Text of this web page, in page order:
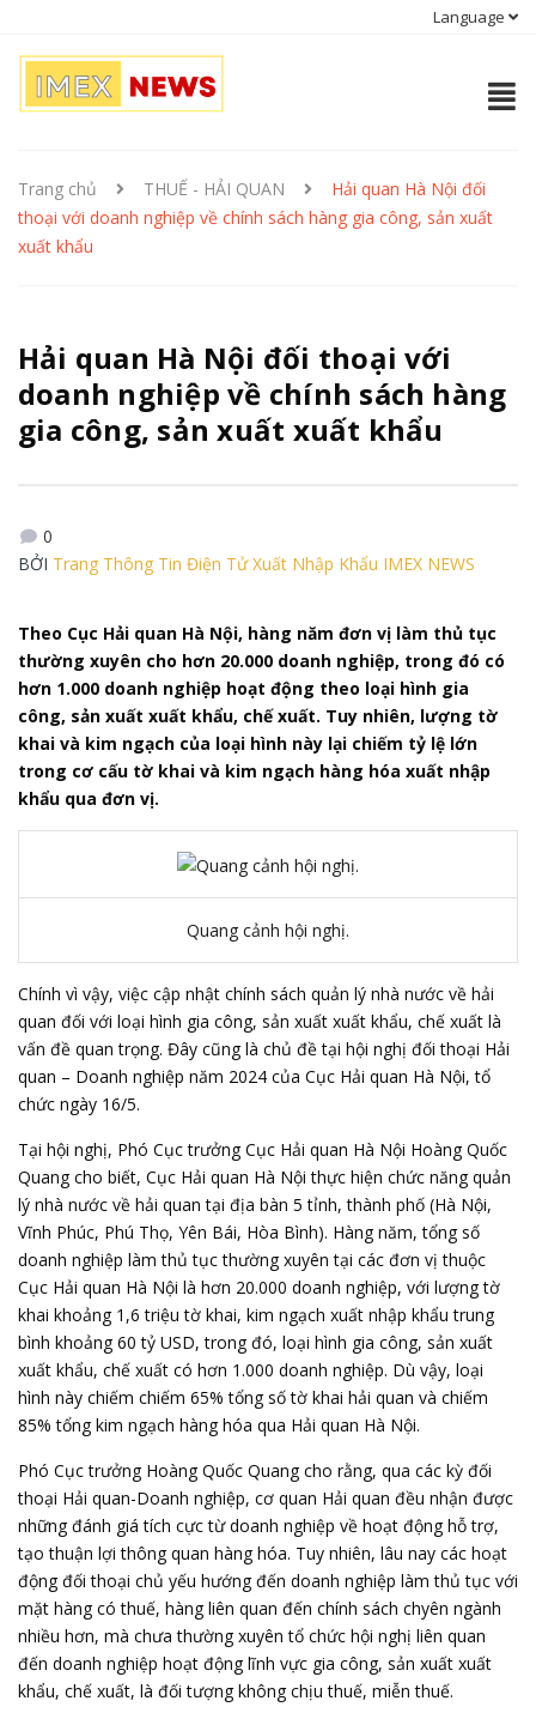
Language
Trang chủ THUẾ - HẢI QUAN
Hải quan Hà Nội đối
thoại với doanh nghiệp về chính sách hàng gia công, sản xuất
xuất khẩu
Hải quan Hà Nội đối thoại với
doanh nghiệp về chính sách hàng
gia công, sản xuất xuất khẩu
0
BỞI Trang Thông Tin Điện Tử Xuất Nhập Khẩu IMEX NEWS
Theo Cục Hải quan Hà Nội, hàng năm đơn vị làm thủ tục
thường xuyên cho hơn 20.000 doanh nghiệp, trong đó có
hơn 1.000 doanh nghiệp hoạt động theo loại hình gia
công, sản xuất xuất khẩu, chế xuất. Tuy nhiên, lượng tờ
khai và kim ngạch của loại hình này lại chiếm tỷ lệ lớn
trong cơ cấu tờ khai và kim ngạch hàng hóa xuất nhập
khẩu qua đơn vị.
Quang cảnh hội nghị.
Chính vì vậy, việc cập nhật chính sách quản lý nhà nước về hải
quan đối với loại hình gia công, sản xuất xuất khẩu, chế xuất là
vấn đề quan trọng. Đây cũng là chủ đề tại hội nghị đối thoại Hải
quan – Doanh nghiệp năm 2024 của Cục Hải quan Hà Nội, tổ
chức ngày 16/5.
Tại hội nghị, Phó Cục trưởng Cục Hải quan Hà Nội Hoàng Quốc
Quang cho biết, Cục Hải quan Hà Nội thực hiện chức năng quản
lý nhà nước về hải quan tại địa bàn 5 tỉnh, thành phố (Hà Nội,
Vĩnh Phúc, Phú Thọ, Yên Bái, Hòa Bình). Hàng năm, tổng số
doanh nghiệp làm thủ tục thường xuyên tại các đơn vị thuộc
Cục Hải quan Hà Nội là hơn 20.000 doanh nghiệp, với lượng tờ
khai khoảng 1,6 triệu tờ khai, kim ngạch xuất nhập khẩu trung
bình khoảng 60 tỷ USD, trong đó, loại hình gia công, sản xuất
xuất khẩu, chế xuất có hơn 1.000 doanh nghiệp. Dù vậy, loại
hình này chiếm chiếm 65% tổng số tờ khai hải quan và chiếm
85% tổng kim ngạch hàng hóa qua Hải quan Hà Nội.
Phó Cục trưởng Hoàng Quốc Quang cho rằng, qua các kỳ đối
thoại Hải quan-Doanh nghiệp, cơ quan Hải quan đều nhận được
những đánh giá tích cực từ doanh nghiệp về hoạt động hỗ trợ,
tạo thuận lợi thông quan hàng hóa. Tuy nhiên, lâu nay các hoạt
động đối thoại chủ yếu hướng đến doanh nghiệp làm thủ tục với
mặt hàng có thuế, hàng liên quan đến chính sách chyên ngành
nhiều hơn, mà chưa thường xuyên tổ chức hội nghị liên quan
đến doanh nghiệp hoạt động lĩnh vực gia công, sản xuất xuất
khẩu, chế xuất, là đối tượng không chịu thuế, miễn thuế.